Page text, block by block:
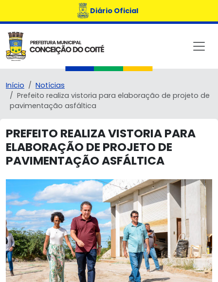
Diário Oficial
Início
Notícias
Prefeito realiza vistoria para elaboração de projeto de
pavimentação asfáltica
PREFEITO REALIZA VISTORIA PARA
ELABORAÇÃO DE PROJETO DE
PAVIMENTAÇÃO ASFÁLTICA